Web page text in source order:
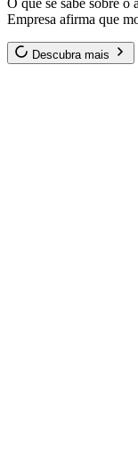
O que se sabe sobre o
Empresa afirma que
Descubra mais